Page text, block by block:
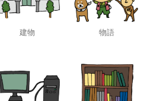
建物 物語